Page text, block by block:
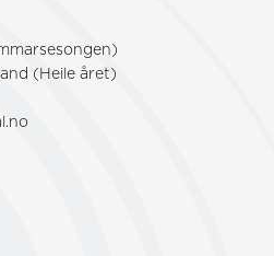
(Heile året)